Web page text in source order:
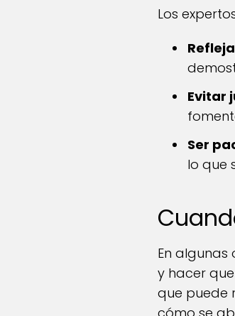
Los
Evitar
Ser
lo que
En algunas
y hacer
que puede